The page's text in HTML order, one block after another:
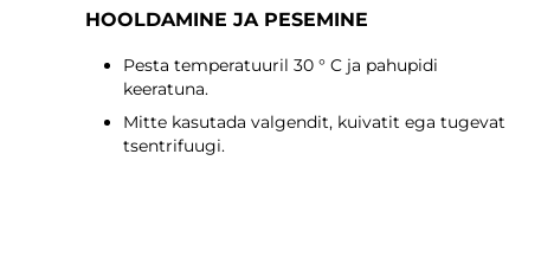
HOOLDAMINE JA PESEMINE
Pesta temperatuuril 30 ° C ja pahupidi
keeratuna.
Mitte kasutada valgendit, kuivatit ega tugevat
tsentrifuugi.